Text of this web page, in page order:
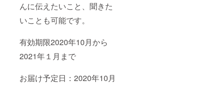
んに伝えたいこと、聞きた
いことも可能です。
有効期限2020年10月から
2021年１月まで
お届け予定日：2020年10月